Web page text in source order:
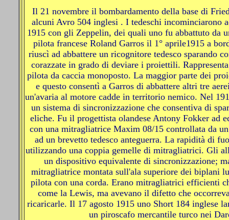
Il 21 novembre il bombardamento della base di
alcuni Avro 504 inglesi . I tedeschi incominciarono
1915 con gli Zeppelin, dei quali uno fu abbattuto da
pilota francese Roland Garros il 1° aprile1915 a
riuscì ad abbattere un ricognitore tedesco sparando
corazzate in grado di deviare i proiettili.
pilota da caccia monoposto. La maggior parte dei
e questo consentì a Garros di abbattere altri tre
un'avaria al motore cadde in territorio nemico. Nel
un sistema di sincronizzazione che consentiva di
eliche. Fu il progettista olandese Antony Fokker ad
con una mitragliatrice Maxim 08/15 controllata da
ad un brevetto tedesco anteguerra. La rapidità di
utilizzando una coppia gemelle di mitragliatrici. Gli
un dispositivo equivalente di sincronizzazione;
mitragliatrice montata sull'ala superiore dei biplani
pilota con una corda. Erano mitragliatrici efficienti
come la Lewis, ma avevano il difetto che
ricaricarle. Il 17 agosto 1915 uno Short 184 inglese
un piroscafo mercantile turco nei